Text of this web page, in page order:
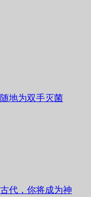
地为双手灭菌
代，你将成为神